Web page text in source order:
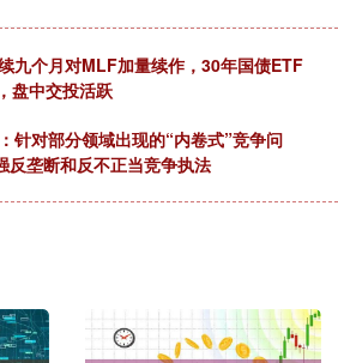
九个月对MLF加量续作，30年国债ETF
盘中交投活跃
针对部分领域出现的“内卷式”竞争问
反垄断和反不正当竞争执法